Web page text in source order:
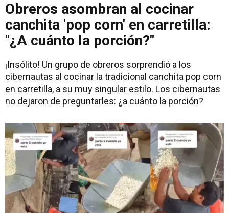
Obreros asombran al cocinar
canchita 'pop corn' en carretilla:
"¿A cuánto la porción?"
¡Insólito! Un grupo de obreros sorprendió a los
cibernautas al cocinar la tradicional canchita pop corn
en carretilla, a su muy singular estilo. Los cibernautas
no dejaron de preguntarles: ¿a cuánto la porción?